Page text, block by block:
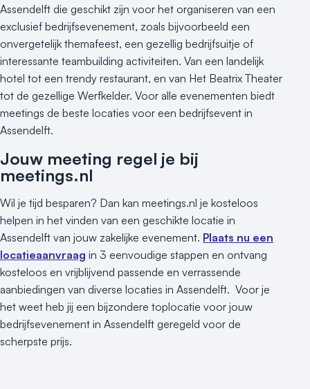
Assendelft die geschikt zijn voor het organiseren van een
exclusief bedrijfsevenement, zoals bijvoorbeeld een
onvergetelijk themafeest, een gezellig bedrijfsuitje of
interessante teambuilding activiteiten. Van een landelijk
hotel tot een trendy restaurant, en van Het Beatrix Theater
tot de gezellige Werfkelder. Voor alle evenementen biedt
meetings de beste locaties voor een bedrijfsevent in
Assendelft.
Jouw meeting regel je bij
meetings.nl
Wil je tijd besparen? Dan kan meetings.nl je kosteloos
helpen in het vinden van een geschikte locatie in
Assendelft van jouw zakelijke evenement. Plaats nu een
locatieaanvraag in 3 eenvoudige stappen en ontvang
kosteloos en vrijblijvend passende en verrassende
aanbiedingen van diverse locaties in Assendelft. Voor je
het weet heb jij een bijzondere toplocatie voor jouw
bedrijfsevenement in Assendelft geregeld voor de
scherpste prijs.